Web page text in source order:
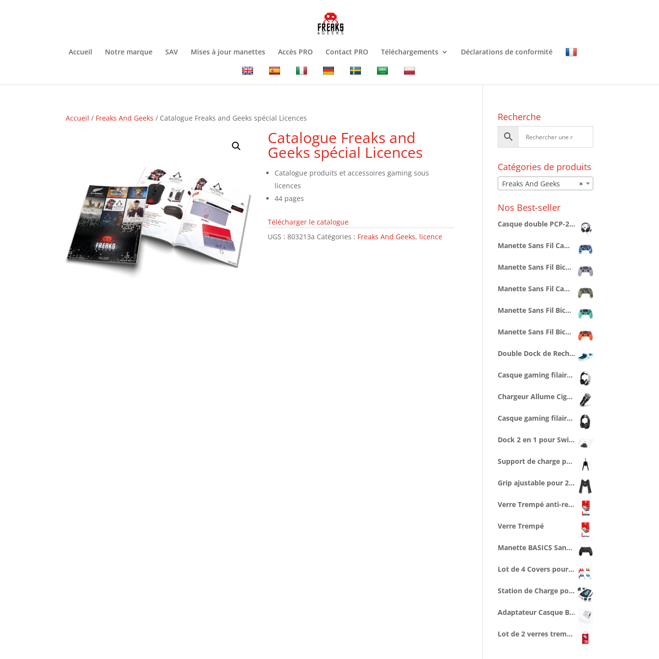
Accueil Notre marque SAV Mises à jour manettes Accès PRO Contact PRO Téléchargements Déclarations de conformité
Accueil / Freaks And Geeks / Catalogue Freaks and Geeks spécial Licences
Catalogue Freaks and
Geeks spécial Licences
Catalogue produits et accessoires gaming sous
licences
44 pages
Télécharger le catalogue
UGS :803213a Catégories : Freaks And Geeks, licence
Recherche
Catégories de produits
×
Freaks And Geeks
Nos Best-seller
Casque double PCP-200 avec splitter pour PC/PS4/PS5/XBOXONE/SERIESX/SWITCH
Manette Sans Fil Camo Bleue pour PS4 Avec Prise Jack pour casque et boutons lumineux
Manette Sans Fil Bicolore Grise Style Retro PS1 pour PS4 Avec Prise Jack pour casque et boutons lumineux
Manette Sans Fil Camo Verte pour PS4 Avec Prise Jack pour casque et boutons lumineux
Manette Sans Fil Bicolore Style Blueberry pour PS4 Avec Prise Jack pour casque et boutons lumineux
Manette Sans Fil Bicolore Orange/Bleue pour PS4 Avec Prise Jack pour casque et boutons lumineux
Double Dock de Recharge pour manettes PS5 (1 cable Type C 1M inclus)
Casque gaming filaire SPX-500 pour PS5 (compatible PS4, Series X/S...)
Chargeur Allume Cigare 2 ports USB 1A - noir
Casque gaming filaire XSX-500 pour Series X/S (compatible PS5, Switch...)
Dock 2 en 1 pour Switch - Support Recharge + Connexion vidéo TV
Support de charge pour 2 joycon avec câble type C de 2,5 m
Grip ajustable pour 2 Joycons
Verre Trempé anti-reflet lumière bleue
Verre Trempé
Manette BASICS Sans Fil Noire avec Prise Jack pour casque
Lot de 4 Covers pour Manette
Station de Charge pour 2 Manettes et Console, Ventilée
Adaptateur Casque Bluetooth pour Manette PS5
Lot de 2 verres trempés anti-reflet lumière bleue